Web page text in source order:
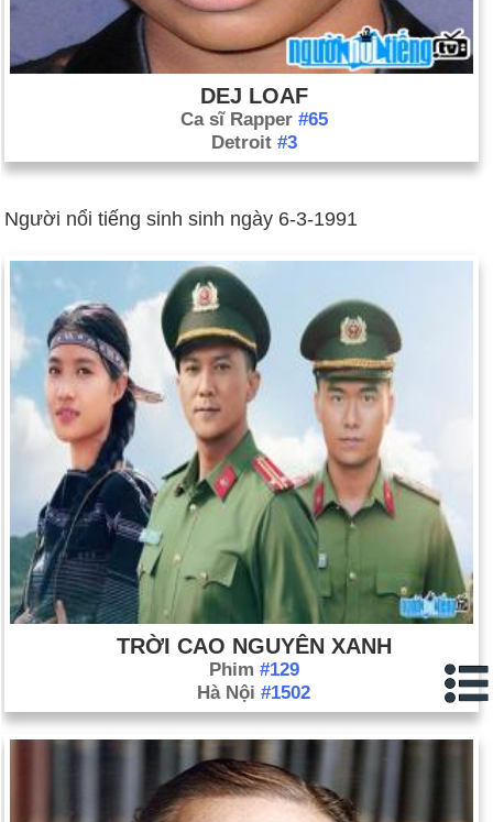
DEJ LOAF
Ca sĩ Rapper #65
Detroit #3
Người nổi tiếng sinh sinh ngày 6-3-1991
TRỜI CAO NGUYÊN XANH
Phim #129
Hà Nội #1502